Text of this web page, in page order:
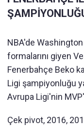
NBA'de
formalarını giyen
Fenerbahçe Beko
Ligi şampiyonluğu
Avrupa Ligi'nin
Çek pivot, 2016,